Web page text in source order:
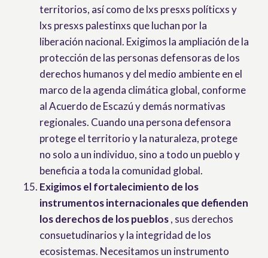
territorios, así como de lxs presxs políticxs y
lxs presxs palestinxs que luchan por la
liberación nacional. Exigimos la ampliación de la
protección de las personas defensoras de los
derechos humanos y del medio ambiente en el
marco de la agenda climática global, conforme
al Acuerdo de Escazú y demás normativas
regionales. Cuando una persona defensora
protege el territorio y la naturaleza, protege
no solo a un individuo, sino a todo un pueblo y
beneficia a toda la comunidad global.
Exigimos el fortalecimiento de los
instrumentos internacionales que defienden
los derechos de los pueblos, sus derechos
consuetudinarios y la integridad de los
ecosistemas. Necesitamos un instrumento